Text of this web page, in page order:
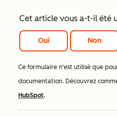
Cet article vous a-t-il été
Oui Non
Ce formulaire n'est utilisé que
documentation. Découvrez
HubSpot.